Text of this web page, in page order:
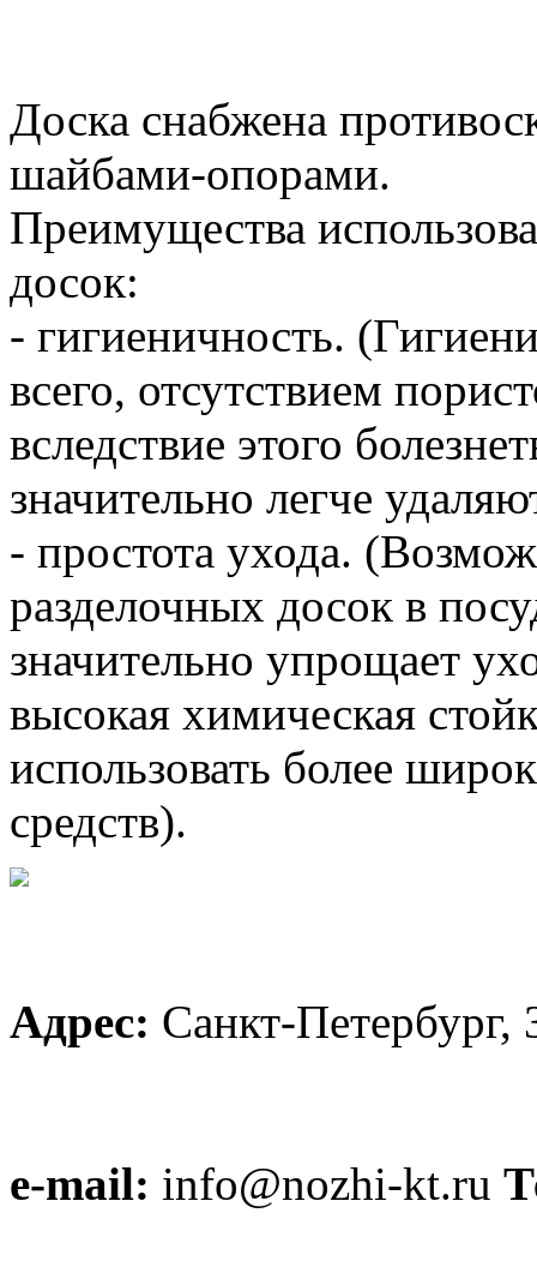
Доска снабжена
шайбами-опорами.
Преимущества
досок:
- гигиеничность.
всего, отсутствием
вследствие этого
значительно легче
- простота ухода.
разделочных досок в
значительно упрощает
высокая химическая
использовать более
средств).
Адрес: Санкт-
e-mail: info@nozhi-kt.ru